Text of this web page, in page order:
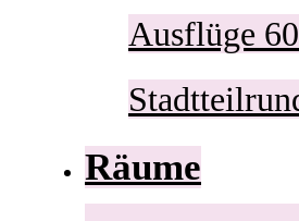
Ausflüge
Räume